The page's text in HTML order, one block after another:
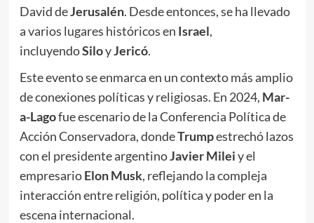
David deJerusalén. Desde entonces, se ha llevado
a varios lugares históricos en Israel,
incluyendoSiloyJericó.
Este evento se enmarca en un contexto más amplio
de conexiones políticas y religiosas. En 2024, Mar-
a-Lagofue escenario de la Conferencia Política de
Acción Conservadora, dondeTrumpestrechó lazos
con el presidente argentinoJavier Mileiy el
empresarioElon Musk, reflejando la compleja
interacción entre religión, política y poder en la
escena internacional.